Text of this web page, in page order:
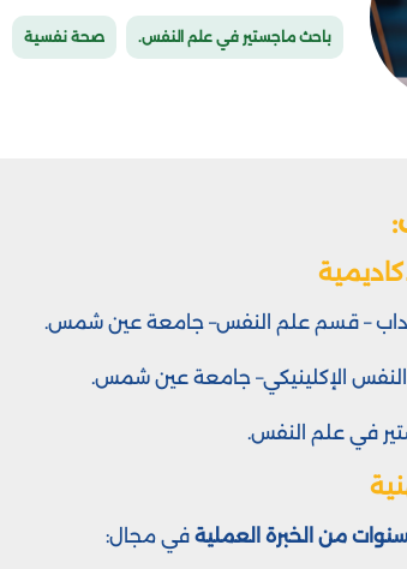
باحث ماجستير في علم النفس. صحة نفسية
– قسم علم النفس– جامعة عين شمس.
الإكلينيكي– جامعة عين شمس.
في علم النفس.
في مجال: